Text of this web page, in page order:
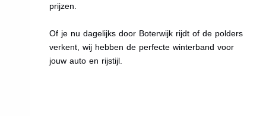
prijzen.
Of je nu dagelijks door Boterwijk rijdt of de polders
verkent, wij hebben de perfecte winterband voor
jouw auto en rijstijl.